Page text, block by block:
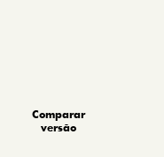
Comparar
versão